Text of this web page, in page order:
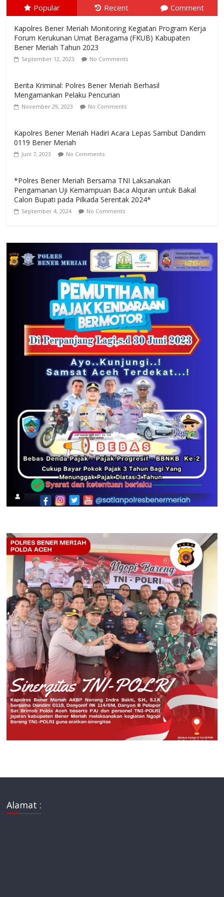
Popular Recent Comment
Kapolres Bener Meriah Monitoring Kegiatan Program Kerja
Forum Kerukunan Umat Beragama (FKUB) Kabupaten
Bener Meriah Tahun 2023
September 12, 2023 No Comments
Berita Kriminal: Polres Bener Meriah Berhasil
Mengamankan Pelaku Pencurian
November 29, 2023 No Comments
Kapolres Bener Meriah Hadiri Acara Lepas Sambut Dandim
0119 Bener Meriah
Juni 7, 2023 No Comments
*Polres Bener Meriah Bersama TNI Laksanakan
Pengamanan Uji Kemampuan Baca Alquran untuk Bakal
Calon Bupati pada Pilkada Serentak 2024*
September 4, 2024 No Comments
Alamat :